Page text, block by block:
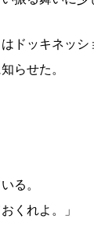
ドッキネッ
らせた。
る。
くれよ。」